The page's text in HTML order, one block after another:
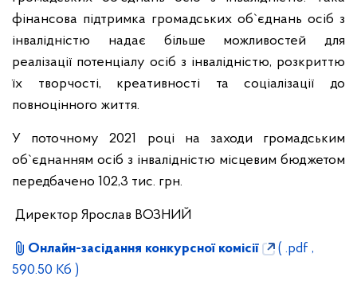
фінансова підтримка громадських об`єднань осіб з
інвалідністю надає більше можливостей для
реалізації потенціалу осіб з інвалідністю, розкриттю
їх творчості, креативності та соціалізації до
повноцінного життя.
У поточному 2021 році на заходи громадським
об`єднанням осіб з інвалідністю місцевим бюджетом
передбачено 102,3 тис. грн.
Директор Ярослав ВОЗНИЙ
Онлайн-засідання конкурсної комісії
( .pdf ,
590.50 Кб )